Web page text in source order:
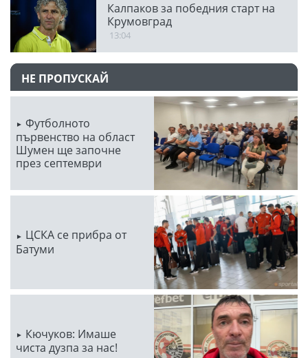
Калпаков за победния старт на
Крумовград
13:04
НЕ ПРОПУСКАЙ
Футболното
първенство на област
Шумен ще започне
през септември
ЦСКА се прибра от
Батуми
Кючуков: Имаше
чиста дузпа за нас!